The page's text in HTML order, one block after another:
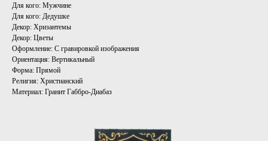
Для кого: Мужчине
Для кого: Дедушке
Декор: Хризантемы
Декор: Цветы
Оформление: С гравировкой изображения
Ориентация: Вертикальный
Форма: Прямой
Религия: Христианский
Материал: Гранит Габбро-Диабаз